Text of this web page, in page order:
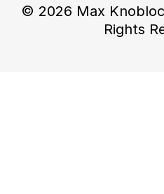
© 2026 Max
Rights